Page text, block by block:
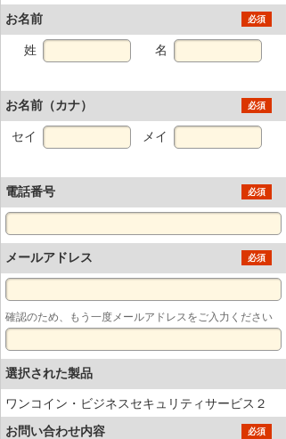
お名前 必須
姓 名
お名前（カナ） 必須
セイ メイ
電話番号 必須
メールアドレス 必須
確認のため、もう一度メールアドレスをご入力ください
選択された製品
ワンコイン・ビジネスセキュリティサービス２
お問い合わせ内容
必須